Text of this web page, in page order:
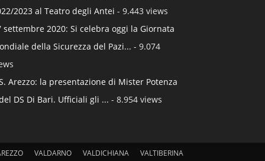
2023 al Teatro degli Antei - 9.443 views
settembre 2020: Si celebra oggi la Giornata
della Sicurezza del Pazi... - 9.074
Arezzo: la presentazione di Mister Potenza
DS Di Bari. Ufficiali gli ... - 8.954 views
VALDARNO VALDICHIANA VALTIBERINA